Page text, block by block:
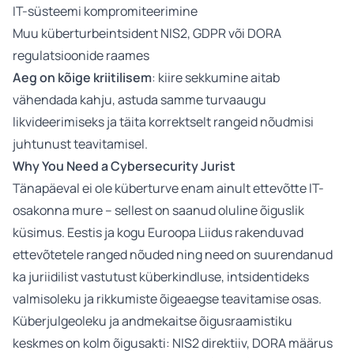
IT-süsteemi kompromiteerimine
Muu küberturbeintsident NIS2, GDPR või DORA
regulatsioonide raames
Aeg on kõige kriitilisem: kiire sekkumine aitab
vähendada kahju, astuda samme turvaaugu
likvideerimiseks ja täita korrektselt rangeid nõudmisi
juhtunust teavitamisel.
Why You Need a CybersecurityJurist
Tänapäeval ei ole küberturve enam ainult ettevõtte IT-
osakonna mure – sellest on saanud oluline õiguslik
küsimus. Eestis ja kogu Euroopa Liidus rakenduvad
ettevõtetele ranged nõuded ning need on suurendanud
ka juriidilist vastutust küberkindluse, intsidentideks
valmisoleku ja rikkumiste õigeaegse teavitamise osas.
Küberjulgeoleku ja andmekaitse õigusraamistiku
keskmes on kolm õigusakti: NIS2 direktiiv, DORA määrus